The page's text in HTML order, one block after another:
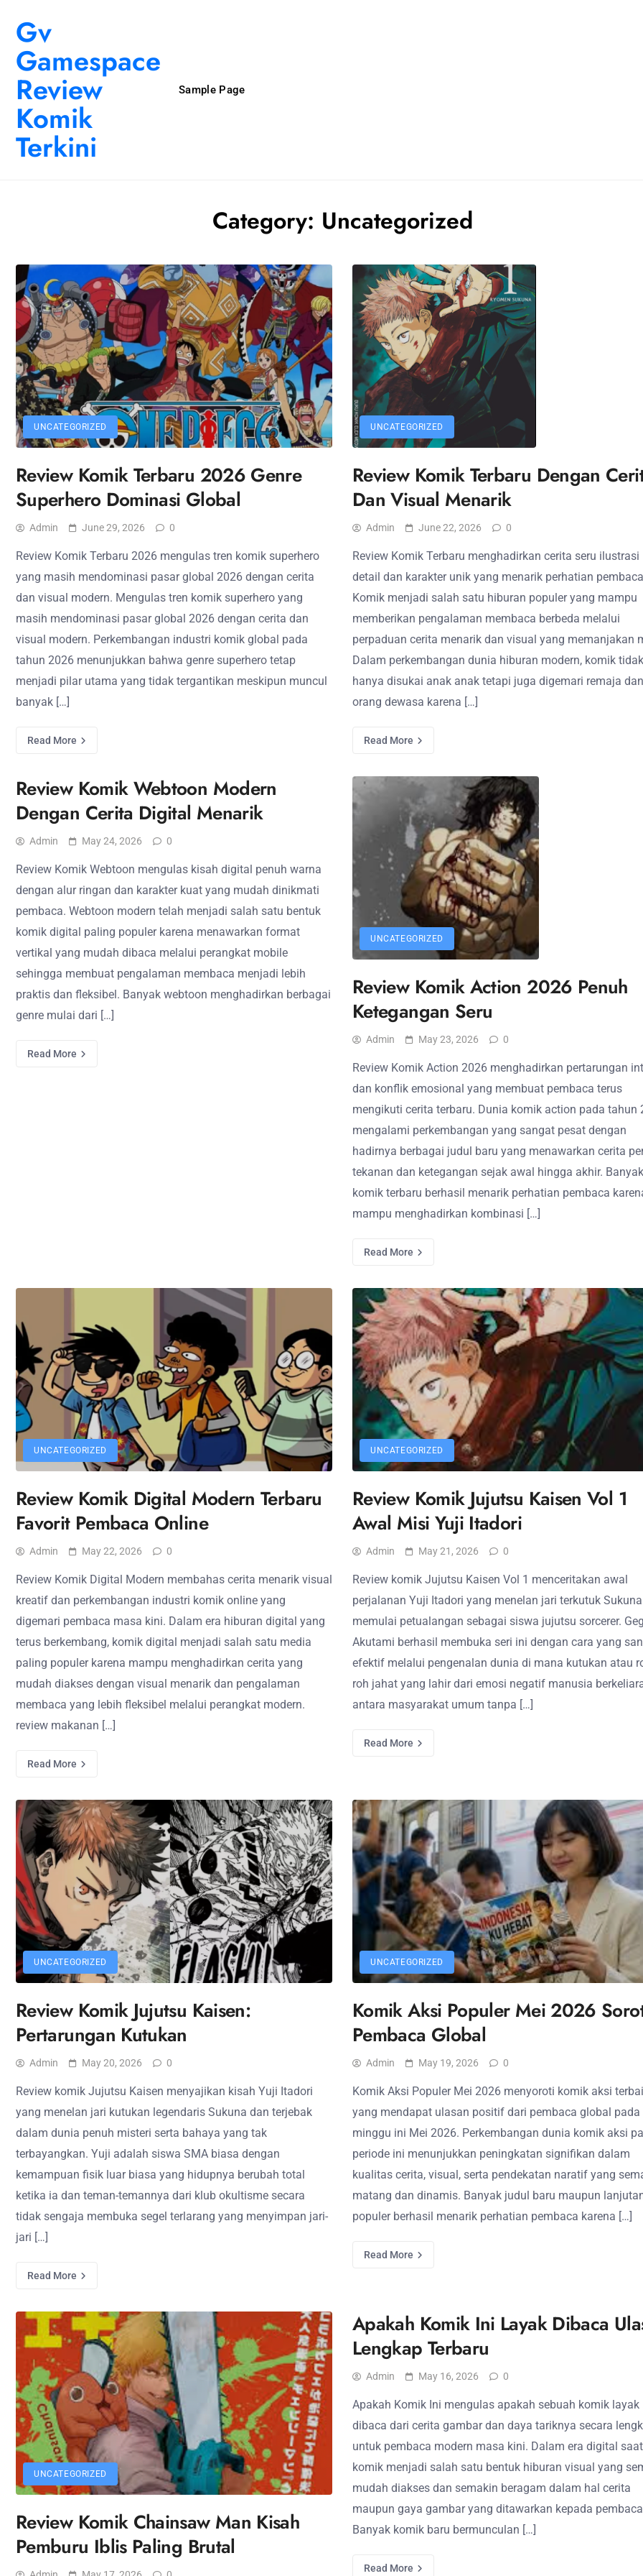
Gv
Gamespace
Review
Komik
Terkini
Sample Page
Category: Uncategorized
UNCATEGORIZED
Review Komik Terbaru 2026 Genre
Superhero Dominasi Global
Admin June 29, 2026 0
Review Komik Terbaru 2026 mengulas tren komik superhero
yang masih mendominasi pasar global 2026 dengan cerita
dan visual modern. Mengulas tren komik superhero yang
masih mendominasi pasar global 2026 dengan cerita dan
visual modern. Perkembangan industri komik global pada
tahun 2026 menunjukkan bahwa genre superhero tetap
menjadi pilar utama yang tidak tergantikan meskipun muncul
banyak […]
Read More
UNCATEGORIZED
Review Komik Terbaru Dengan
Dan Visual Menarik
Admin June 22, 2026 0
Review Komik Terbaru menghadirkan cerita seru ilustrasi
detail dan karakter unik yang menarik perhatian
Komik menjadi salah satu hiburan populer yang mampu
memberikan pengalaman membaca berbeda melalui
perpaduan cerita menarik dan visual yang memanjakan
Dalam perkembangan dunia hiburan modern, komik tidak
hanya disukai anak anak tetapi juga digemari remaja dan
orang dewasa karena […]
Read More
Review Komik Webtoon Modern
Dengan Cerita Digital Menarik
Admin May 24, 2026 0
Review Komik Webtoon mengulas kisah digital penuh warna
dengan alur ringan dan karakter kuat yang mudah dinikmati
pembaca. Webtoon modern telah menjadi salah satu bentuk
komik digital paling populer karena menawarkan format
vertikal yang mudah dibaca melalui perangkat mobile
sehingga membuat pengalaman membaca menjadi lebih
praktis dan fleksibel. Banyak webtoon menghadirkan berbagai
genre mulai dari […]
Read More
UNCATEGORIZED
Review Komik Action 2026 Penuh
Ketegangan Seru
Admin May 23, 2026 0
Review Komik Action 2026 menghadirkan pertarungan
dan konflik emosional yang membuat pembaca terus
mengikuti cerita terbaru. Dunia komik action pada tahun
mengalami perkembangan yang sangat pesat dengan
hadirnya berbagai judul baru yang menawarkan cerita
tekanan dan ketegangan sejak awal hingga akhir. Banyak
komik terbaru berhasil menarik perhatian pembaca
mampu menghadirkan kombinasi […]
Read More
UNCATEGORIZED
Review Komik Digital Modern Terbaru
Favorit Pembaca Online
Admin May 22, 2026 0
Review Komik Digital Modern membahas cerita menarik visual
kreatif dan perkembangan industri komik online yang
digemari pembaca masa kini. Dalam era hiburan digital yang
terus berkembang, komik digital menjadi salah satu media
paling populer karena mampu menghadirkan cerita yang
mudah diakses dengan visual menarik dan pengalaman
membaca yang lebih fleksibel melalui perangkat modern.
review makanan […]
Read More
UNCATEGORIZED
Review Komik Jujutsu Kaisen Vol 1
Awal Misi Yuji Itadori
Admin May 21, 2026 0
Review komik Jujutsu Kaisen Vol 1 menceritakan awal
perjalanan Yuji Itadori yang menelan jari terkutuk
memulai petualangan sebagai siswa jujutsu sorcerer.
Akutami berhasil membuka seri ini dengan cara yang
efektif melalui pengenalan dunia di mana kutukan atau
roh jahat yang lahir dari emosi negatif manusia
antara masyarakat umum tanpa […]
Read More
UNCATEGORIZED
Review Komik Jujutsu Kaisen:
Pertarungan Kutukan
Admin May 20, 2026 0
Review komik Jujutsu Kaisen menyajikan kisah Yuji Itadori
yang menelan jari kutukan legendaris Sukuna dan terjebak
dalam dunia penuh misteri serta bahaya yang tak
terbayangkan. Yuji adalah siswa SMA biasa dengan
kemampuan fisik luar biasa yang hidupnya berubah total
ketika ia dan teman-temannya dari klub okultisme secara
tidak sengaja membuka segel terlarang yang menyimpan jari-
jari […]
Read More
UNCATEGORIZED
Komik Aksi Populer Mei 2026
Pembaca Global
Admin May 19, 2026 0
Komik Aksi Populer Mei 2026 menyoroti komik aksi
yang mendapat ulasan positif dari pembaca global pada
minggu ini Mei 2026. Perkembangan dunia komik aksi
periode ini menunjukkan peningkatan signifikan dalam
kualitas cerita, visual, serta pendekatan naratif yang
matang dan dinamis. Banyak judul baru maupun
populer berhasil menarik perhatian pembaca karena […]
Read More
UNCATEGORIZED
Review Komik Chainsaw Man Kisah
Pemburu Iblis Paling Brutal
Apakah Komik Ini Layak Dibaca
Lengkap Terbaru
Admin May 16, 2026 0
Apakah Komik Ini mengulas apakah sebuah komik layak
dibaca dari cerita gambar dan daya tariknya secara
untuk pembaca modern masa kini. Dalam era digital
komik menjadi salah satu bentuk hiburan visual yang
mudah diakses dan semakin beragam dalam hal cerita
maupun gaya gambar yang ditawarkan kepada
Banyak komik baru bermunculan […]
Read More